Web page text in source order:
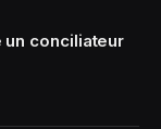
un conciliateur